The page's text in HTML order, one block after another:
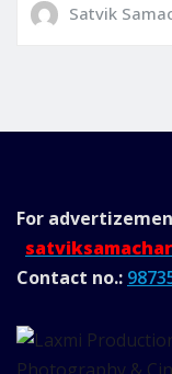
Satvik
For
Contact no.: